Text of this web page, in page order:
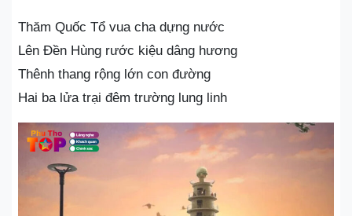
Thăm Quốc Tổ vua cha dựng nước
Lên Đền Hùng rước kiệu dâng hương
Thênh thang rộng lớn con đường
Hai ba lửa trại đêm trường lung linh